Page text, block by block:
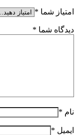
امتیاز شما *
دیدگاه شما *
نام *
ایمیل *